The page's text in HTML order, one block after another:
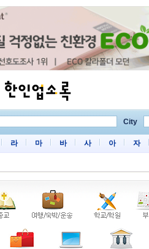
City
라 마 바 사 아 자